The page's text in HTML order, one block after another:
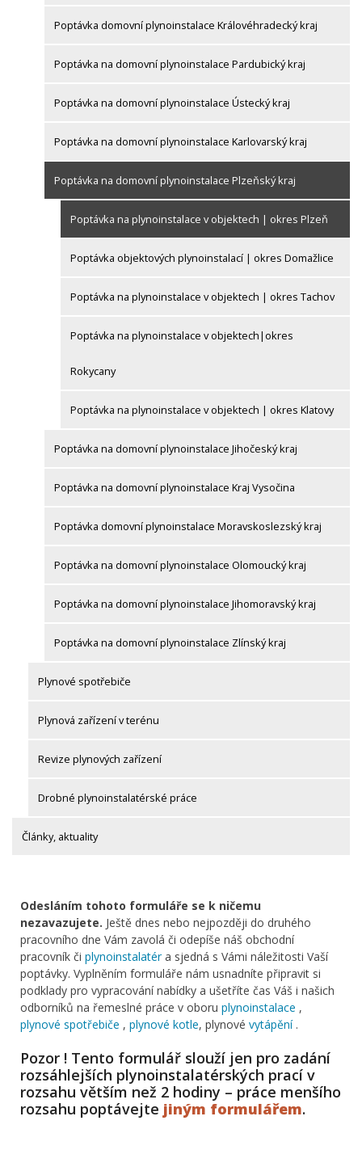
Poptávka domovní plynoinstalace Královéhradecký kraj
Poptávka na domovní plynoinstalace Pardubický kraj
Poptávka na domovní plynoinstalace Ústecký kraj
Poptávka na domovní plynoinstalace Karlovarský kraj
Poptávka na domovní plynoinstalace Plzeňský kraj
Poptávka na plynoinstalace v objektech | okres Plzeň
Poptávka objektových plynoinstalací | okres Domažlice
Poptávka na plynoinstalace v objektech | okres Tachov
Poptávka na plynoinstalace v objektech|okres
Rokycany
Poptávka na plynoinstalace v objektech | okres Klatovy
Poptávka na domovní plynoinstalace Jihočeský kraj
Poptávka na domovní plynoinstalace Kraj Vysočina
Poptávka domovní plynoinstalace Moravskoslezský kraj
Poptávka na domovní plynoinstalace Olomoucký kraj
Poptávka na domovní plynoinstalace Jihomoravský kraj
Poptávka na domovní plynoinstalace Zlínský kraj
Plynové spotřebiče
Plynová zařízení v terénu
Revize plynových zařízení
Drobné plynoinstalatérské práce
Články, aktuality
Odesláním tohoto formuláře se k ničemu
nezavazujete. Ještě dnes nebo nejpozději do druhého
pracovního dne Vám zavolá či odepíše náš obchodní
pracovník či plynoinstalatéra sjedná s Vámi náležitosti Vaší
poptávky. Vyplněním formuláře nám usnadníte připravit si
podklady pro vypracování nabídky a ušetříte čas Váš i našich
odborníků na řemeslné práce v oboru plynoinstalace ,
plynové spotřebiče , plynové kotle, plynové vytápění.
Pozor ! Tento formulář slouží jen pro zadání
rozsáhlejších plynoinstalatérských prací v
rozsahu větším než 2 hodiny – práce menšího
rozsahu poptávejte jiným formulářem.